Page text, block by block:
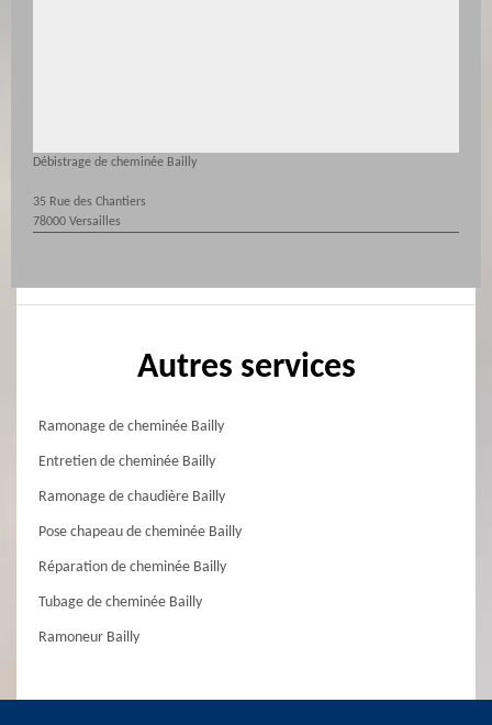
Débistrage de cheminée Bailly
35 Rue des Chantiers
78000 Versailles
Autres services
Ramonage de cheminée Bailly
Entretien de cheminée Bailly
Ramonage de chaudière Bailly
Pose chapeau de cheminée Bailly
Réparation de cheminée Bailly
Tubage de cheminée Bailly
Ramoneur Bailly